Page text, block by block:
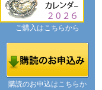
ご購入はこちらから
購読のお申込はこちらか